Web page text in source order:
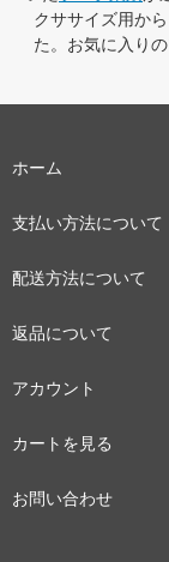
クササイズ用か
た。お気に入り
ホーム
支払い方法について
配送方法について
返品について
アカウント
カートを見る
お問い合わせ